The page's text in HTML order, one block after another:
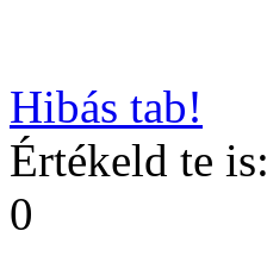
Hibás tab!
Értékeld te is:
0